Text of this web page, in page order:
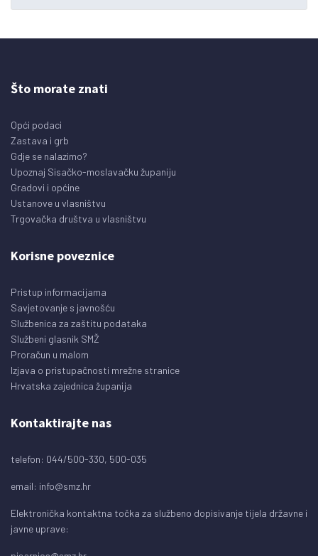
Što morate znati
Opći podaci
Zastava i grb
Gdje se nalazimo?
Upoznaj Sisačko-moslavačku županiju
Gradovi i općine
Ustanove u vlasništvu
Trgovačka društva u vlasništvu
Korisne poveznice
Pristup informacijama
Savjetovanje s javnošću
Službenica za zaštitu podataka
Službeni glasnik SMŽ
Proračun u malom
Izjava o pristupačnosti mrežne stranice
Hrvatska zajednica županija
Kontaktirajte nas
telefon: 044/500-330, 500-035
email: info@smz.hr
Elektronička kontaktna točka za službeno dopisivanje tijela državne i
javne uprave: